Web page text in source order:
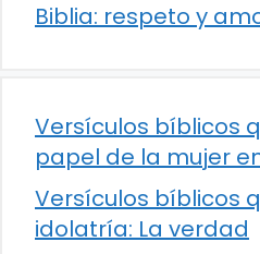
Biblia: respeto y
Versículos bíblicos
papel de la mujer
Versículos bíblicos
idolatría: La verdad